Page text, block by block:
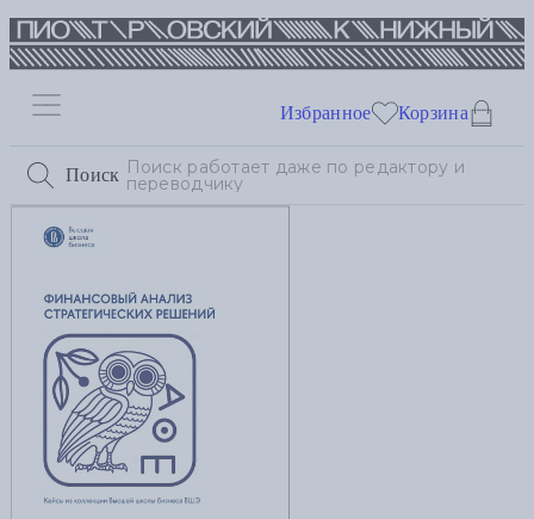
Поиск
Избранное Корзина